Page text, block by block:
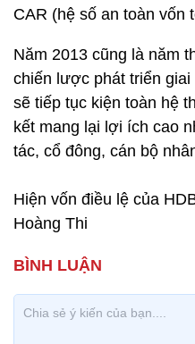
CAR (hệ số an toàn vốn
Năm 2013 cũng là năm
chiến lược phát triển
sẽ tiếp tục kiện toàn hệ
kết mang lại lợi ích cao
tác, cổ đông, cán bộ
Hiện vốn điều lệ của
Hoàng Thi